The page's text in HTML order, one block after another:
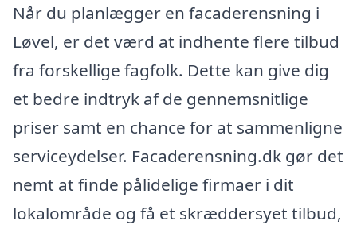
Når du planlægger en facaderensning i
Løvel, er det værd at indhente flere tilbud
fra forskellige fagfolk. Dette kan give dig
et bedre indtryk af de gennemsnitlige
priser samt en chance for at sammenligne
serviceydelser. Facaderensning.dk gør det
nemt at finde pålidelige firmaer i dit
lokalområde og få et skræddersyet tilbud,